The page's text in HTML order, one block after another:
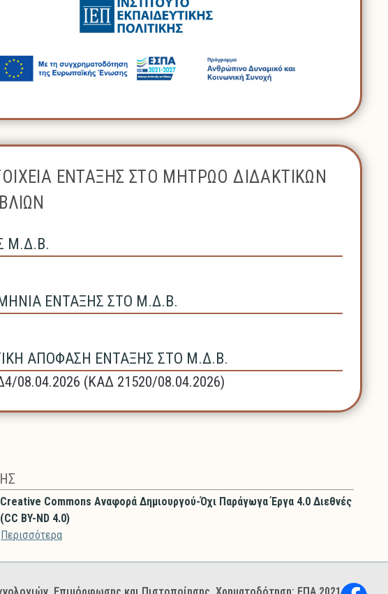
ΕΝΤΑΞΗΣ ΣΤΟ ΜΗΤΡΩΟ ΔΙΔΑΚΤΙΚΩΝ
Μ.Δ.Β.
ΕΝΤΑΞΗΣ ΣΤΟ Μ.Δ.Β.
ΑΠΟΦΑΣΗ ΕΝΤΑΞΗΣ ΣΤΟ Μ.Δ.Β.
08.04.2026 (ΚΑΔ 21520/08.04.2026)
Creative Commons Αναφορά Δημιουργού-Όχι Παράγωγα Έργα 4.0 Διεθνές
(CC BY-ND 4.0)
Περισσότερα